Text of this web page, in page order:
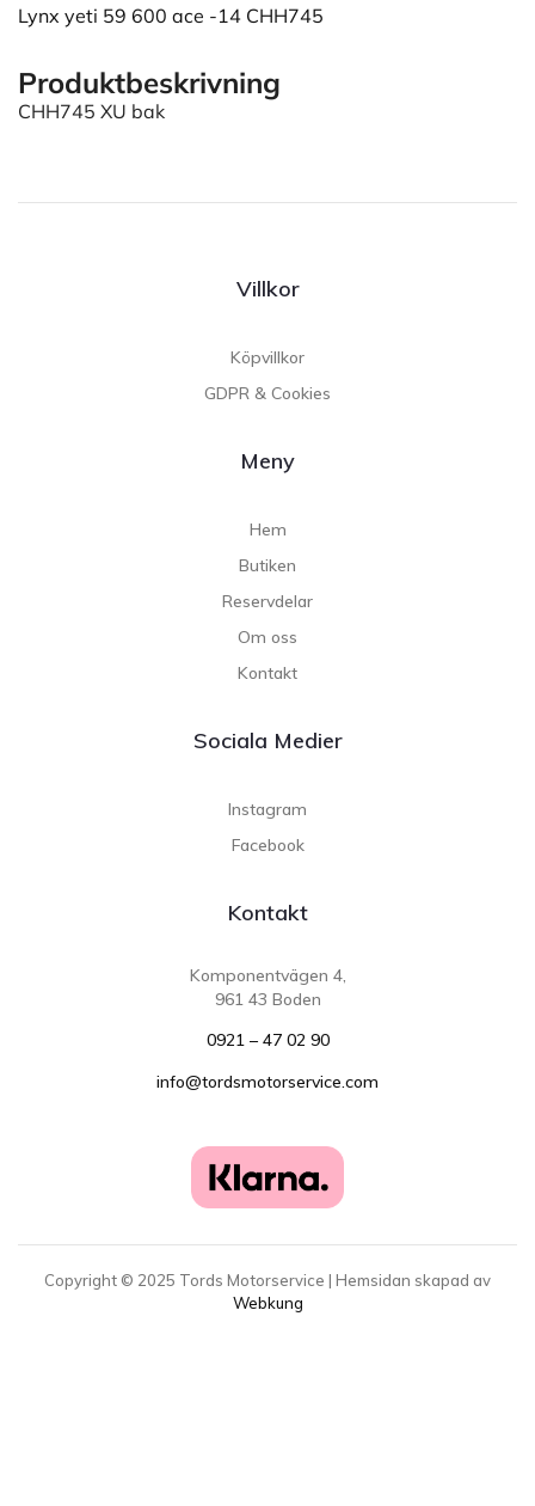
Lynx yeti 59 600 ace -14 CHH745
Produktbeskrivning
CHH745 XU bak
Villkor
Köpvillkor
GDPR & Cookies
Meny
Hem
Butiken
Reservdelar
Om oss
Kontakt
Sociala Medier
Instagram
Facebook
Kontakt
Komponentvägen 4,
961 43 Boden
0921 – 47 02 90
info@tordsmotorservice.com
Copyright © 2025 Tords Motorservice | Hemsidan skapad av
Webkung